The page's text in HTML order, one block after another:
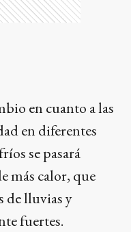
en cuanto a las
en diferentes
se pasará
más calor, que
de lluvias y
fuertes.